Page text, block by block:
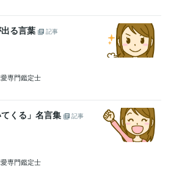
る言葉
記事
専門鑑定士
くる」名言集
記事
専門鑑定士